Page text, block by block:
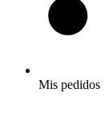
Mis pedidos